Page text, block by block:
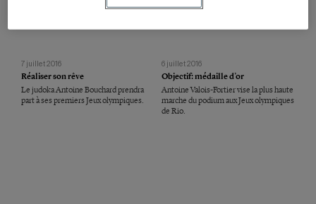
7 juillet 2016
Réaliser son rêve
Le judoka Antoine Bouchard prendra
part à ses premiers Jeux olympiques.
6 juillet 2016
Objectif: médaille d’or
Antoine Valois-Fortier vise la plus haute
marche du podium aux Jeux olympiques
de Rio.